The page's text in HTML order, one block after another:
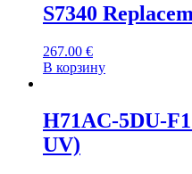
S7340
267.00 €
В корзину
H71AC-5DU-
UV)